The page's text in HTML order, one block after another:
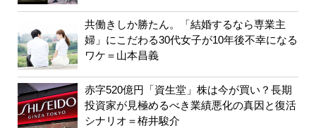
共働きしか勝たん。「結婚するなら専業主
婦」にこだわる30代女子が10年後不幸になる
ワケ＝山本昌義
赤字520億円「資生堂」株は今が買い？長期
投資家が見極めるべき業績悪化の真因と復活
シナリオ＝栫井駿介